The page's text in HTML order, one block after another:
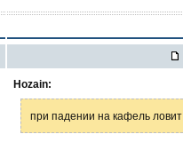
Hozain:
при падении на кафель